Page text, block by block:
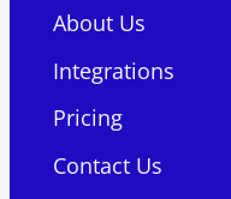
About Us
Integrations
Pricing
Contact Us